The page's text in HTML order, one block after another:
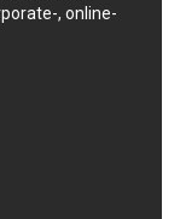
, online-